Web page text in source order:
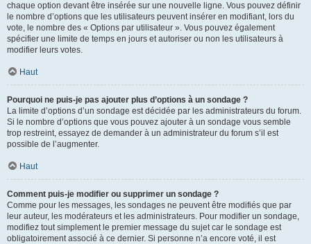
chaque option devant être insérée sur une nouvelle ligne. Vous pouvez définir
le nombre d’options que les utilisateurs peuvent insérer en modifiant, lors du
vote, le nombre des « Options par utilisateur ». Vous pouvez également
spécifier une limite de temps en jours et autoriser ou non les utilisateurs à
modifier leurs votes.
Haut
Pourquoi ne puis-je pas ajouter plus d’options à un sondage ?
La limite d’options d’un sondage est décidée par les administrateurs du forum.
Si le nombre d’options que vous pouvez ajouter à un sondage vous semble
trop restreint, essayez de demander à un administrateur du forum s’il est
possible de l’augmenter.
Haut
Comment puis-je modifier ou supprimer un sondage ?
Comme pour les messages, les sondages ne peuvent être modifiés que par
leur auteur, les modérateurs et les administrateurs. Pour modifier un sondage,
modifiez tout simplement le premier message du sujet car le sondage est
obligatoirement associé à ce dernier. Si personne n’a encore voté, il est